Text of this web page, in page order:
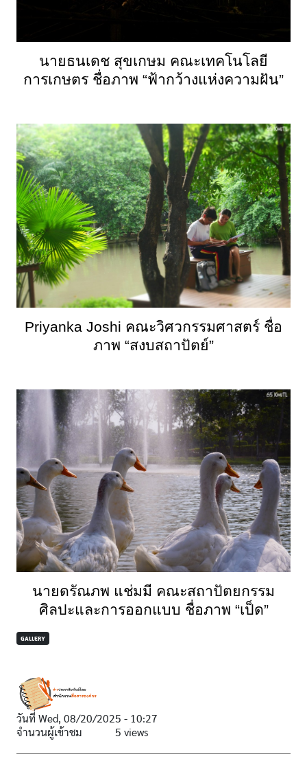
นายธนเดช สุขเกษม คณะเทคโนโลยี
การเกษตร ชื่อภาพ “ฟ้ากว้างแห่งความฝัน”
Priyanka Joshi คณะวิศวกรรมศาสตร์ ชื่อ
ภาพ “สงบสถาปัตย์”
นายดรัณภพ แช่มมี คณะสถาปัตยกรรม
ศิลปะและการออกแบบ ชื่อภาพ “เป็ด”
GALLERY
วันที่ Wed, 08/20/2025 - 10:27
จำนวนผู้เข้าชม
5 views